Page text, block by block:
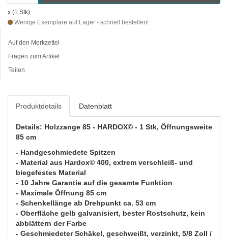
x (1 Stk)
Wenige Exemplare auf Lager - schnell bestellen!
Auf den Merkzettel
Fragen zum Artikel
Teilen
Produktdetails Datenblatt
Details: Holzzange 85 - HARDOX© - 1 Stk, Öffnungsweite
85 cm
- Handgeschmiedete Spitzen
- Material aus Hardox© 400, extrem verschleiß- und
biegefestes Material
- 10 Jahre Garantie auf die gesamte Funktion
- Maximale Öffnung 85 cm
- Schenkellänge ab Drehpunkt ca. 53 cm
- Oberfläche gelb galvanisiert, bester Rostschutz, kein
abblättern der Farbe
- Geschmiedeter Schäkel, geschweißt, verzinkt, 5/8 Zoll /